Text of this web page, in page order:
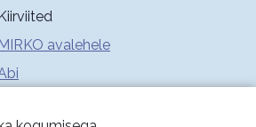
MIRKO avalehele